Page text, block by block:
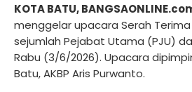
KOTA BATU,
menggelar upacara Serah
sejumlah Pejabat Utama (PJU)
Rabu (3/6/2026). Upacara
Batu, AKBP Aris Purwanto.